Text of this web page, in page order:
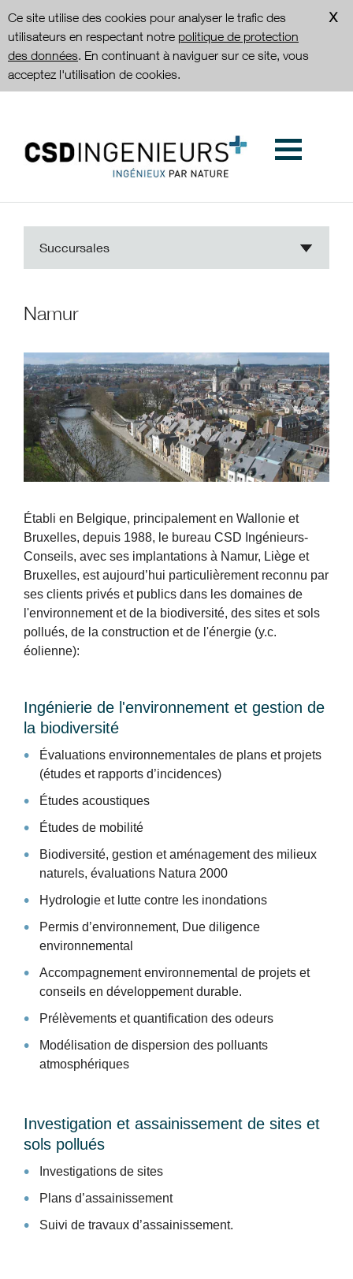
Ce site utilise des cookies pour analyser le trafic des
utilisateurs en respectant notre politique de protection
des données. En continuant à naviguer sur ce site, vous
acceptez l'utilisation de cookies.
Succursales
Namur
Établi en Belgique, principalement en Wallonie et
Bruxelles, depuis 1988, le bureau CSD Ingénieurs-
Conseils, avec ses implantations à Namur, Liège et
Bruxelles, est aujourd’hui particulièrement reconnu par
ses clients privés et publics dans les domaines de
l'environnement et de la biodiversité, des sites et sols
pollués, de la construction et de l'énergie (y.c.
éolienne):
Ingénierie de l'environnement et gestion de
la biodiversité
Évaluations environnementales de plans et projets
(études et rapports d’incidences)
Études acoustiques
Études de mobilité
Biodiversité, gestion et aménagement des milieux
naturels, évaluations Natura 2000
Hydrologie et lutte contre les inondations
Permis d’environnement, Due diligence
environnemental
Accompagnement environnemental de projets et
conseils en développement durable.
Prélèvements et quantification des odeurs
Modélisation de dispersion des polluants
atmosphériques
Investigation et assainissement de sites et
sols pollués
Investigations de sites
Plans d’assainissement
Suivi de travaux d’assainissement.